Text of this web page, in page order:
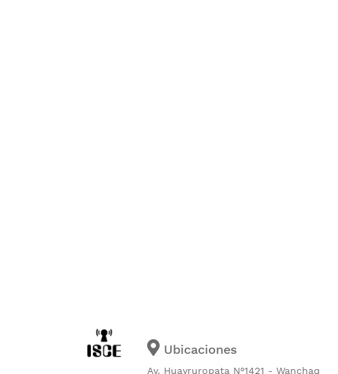
Ubicaciones
Av. Huayruropata N°1421 - Wanchaq